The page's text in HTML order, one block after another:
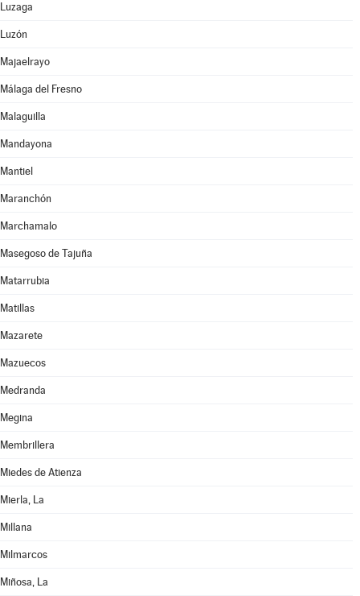
Luzaga
Luzón
Majaelrayo
Málaga del Fresno
Malaguilla
Mandayona
Mantiel
Maranchón
Marchamalo
Masegoso de Tajuña
Matarrubia
Matillas
Mazarete
Mazuecos
Medranda
Megina
Membrillera
Miedes de Atienza
Mierla, La
Millana
Milmarcos
Miñosa, La